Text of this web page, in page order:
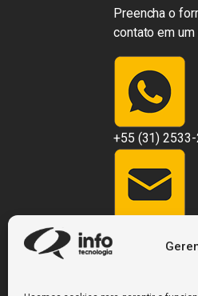
Preencha o
contato em
+55 (31)